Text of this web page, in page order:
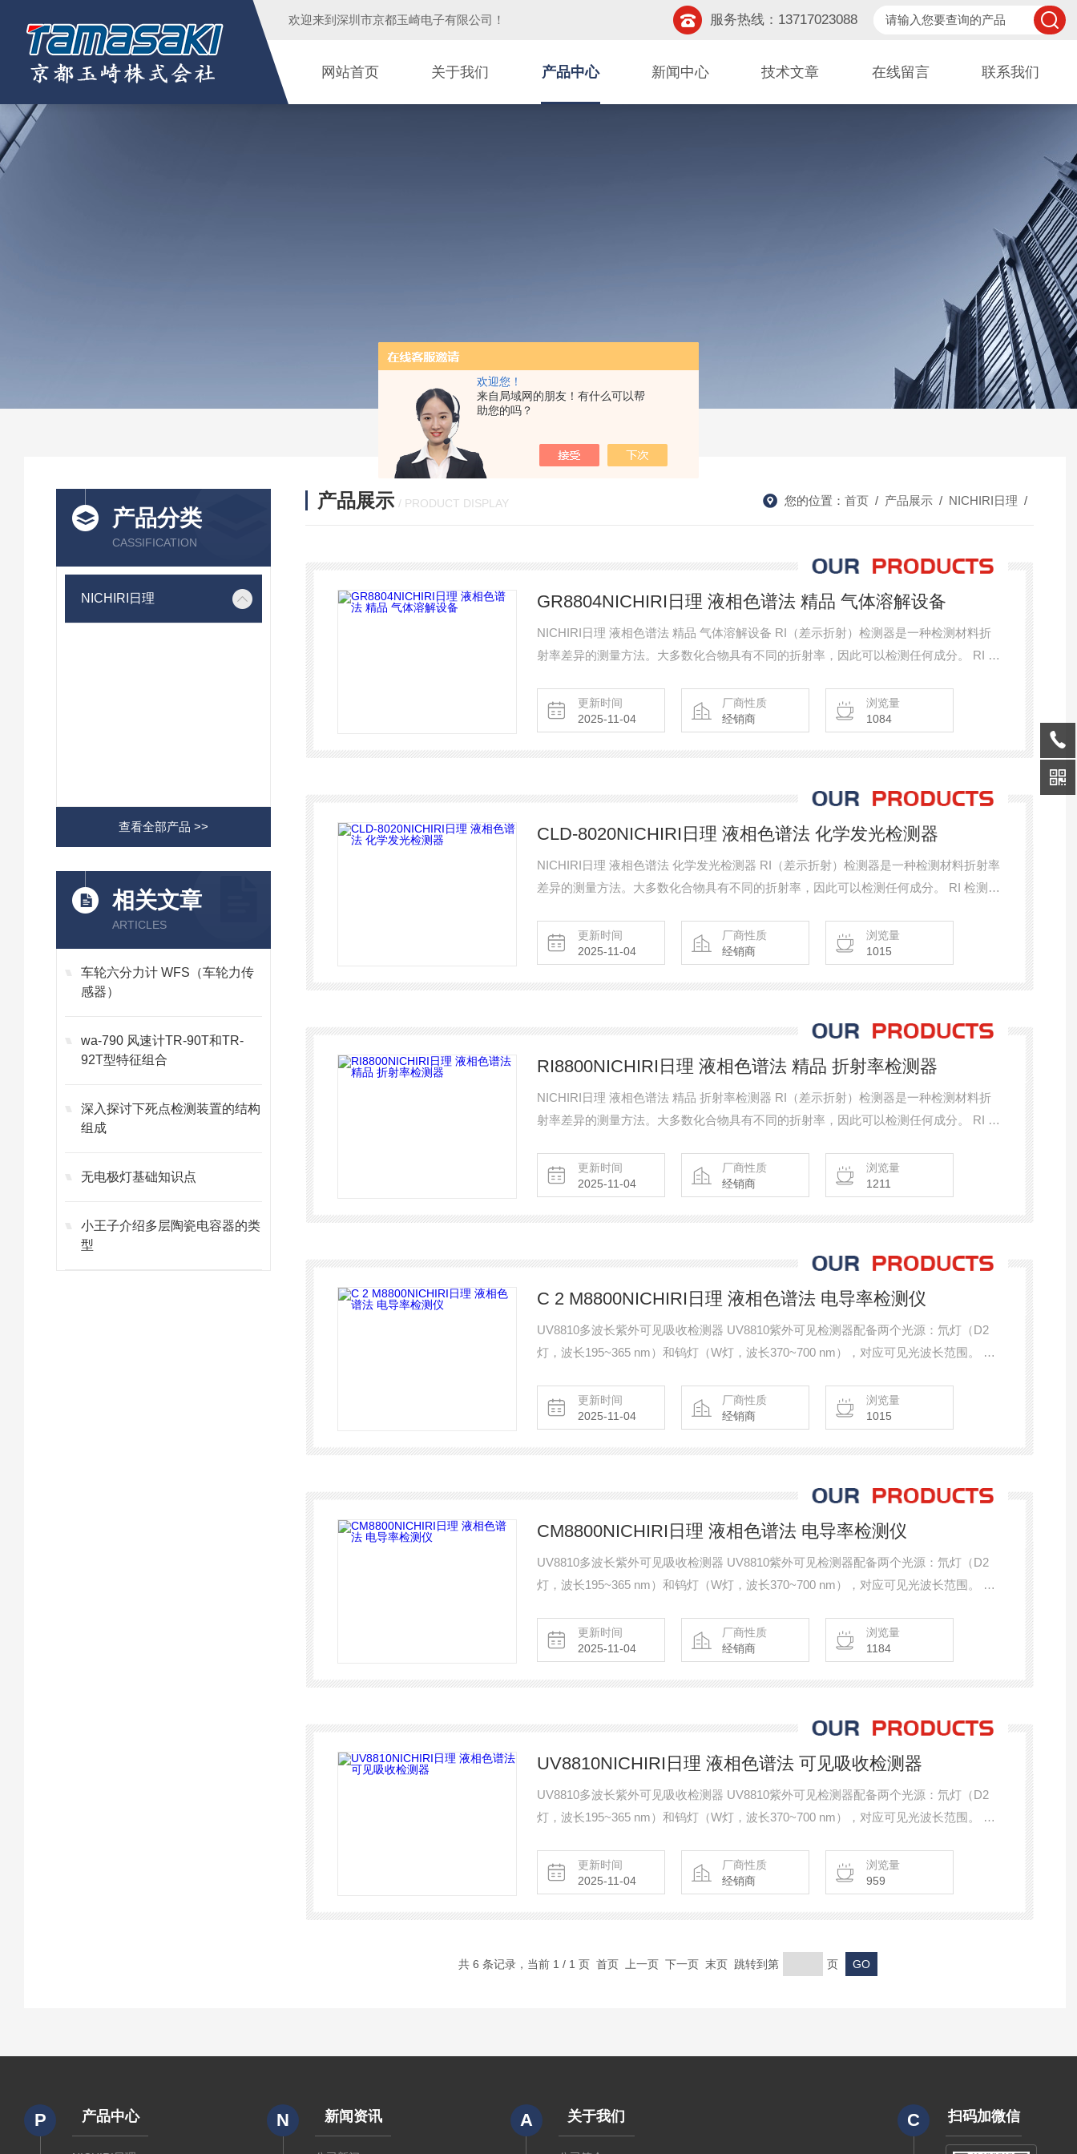
欢迎您！
来自局域网的朋友！有什么可以帮
助您的吗？
欢迎来到 深圳市京都玉崎电子有限公司 ！ 服务热线：13717023088
网站首页 关于我们 产品中心 新闻中心 技术文章 在线留言 联系我们
产品分类
CASSIFICATION
NICHIRI日理
查看全部产品 >>
相关文章
ARTICLES
车轮六分力计 WFS（车轮力传
感器）
wa-790 风速计TR-90T和TR-
92T型特征组合
深入探讨下死点检测装置的结构
组成
无电极灯基础知识点
小王子介绍多层陶瓷电容器的类
型
产品展示 / PRODUCT DISPLAY 您的位置： 首页 / 产品展示 / NICHIRI日理 /
GR8804NICHIRI日理 液相色谱法 精品 气体溶解设备
NICHIRI日理 液相色谱法 精品 气体溶解设备 RI（差示折射）检测器是一种检测材料折
射率差异的测量方法。大多数化合物具有不同的折射率，因此可以检测任何成分。 RI 检
化。 由于温度或溶剂成分的变化也会引起折射率的变化，因此需要在恒定温度和恒定成
分下进行分析。
更新时间
2025-11-04
厂商性质
经销商
浏览量
1084
CLD-8020NICHIRI日理 液相色谱法 化学发光检测器
NICHIRI日理 液相色谱法 化学发光检测器 RI（差示折射）检测器是一种检测材料折射率
差异的测量方法。大多数化合物具有不同的折射率，因此可以检测任何成分。 RI 检测器
由于温度或溶剂成分的变化也会引起折射率的变化，因此需要在恒定温度和恒定成分下
进行分析。
更新时间
2025-11-04
厂商性质
经销商
浏览量
1015
RI8800NICHIRI日理 液相色谱法 精品 折射率检测器
NICHIRI日理 液相色谱法 精品 折射率检测器 RI（差示折射）检测器是一种检测材料折
射率差异的测量方法。大多数化合物具有不同的折射率，因此可以检测任何成分。 RI 检
化。 由于温度或溶剂成分的变化也会引起折射率的变化，因此需要在恒定温度和恒定成
分下进行分析。
更新时间
2025-11-04
厂商性质
经销商
浏览量
1211
C 2 M8800NICHIRI日理 液相色谱法 电导率检测仪
UV8810多波长紫外可见吸收检测器 UV8810紫外可见检测器配备两个光源：氘灯（D2
灯，波长195~365 nm）和钨灯（W灯，波长370~700 nm），对应可见光波长范围。 可
等。 NICHIRI日理 液相色谱法 电导率检测仪
更新时间
2025-11-04
厂商性质
经销商
浏览量
1015
CM8800NICHIRI日理 液相色谱法 电导率检测仪
UV8810多波长紫外可见吸收检测器 UV8810紫外可见检测器配备两个光源：氘灯（D2
灯，波长195~365 nm）和钨灯（W灯，波长370~700 nm），对应可见光波长范围。 可
等。 NICHIRI日理 液相色谱法 电导率检测仪
更新时间
2025-11-04
厂商性质
经销商
浏览量
1184
UV8810NICHIRI日理 液相色谱法 可见吸收检测器
UV8810多波长紫外可见吸收检测器 UV8810紫外可见检测器配备两个光源：氘灯（D2
灯，波长195~365 nm）和钨灯（W灯，波长370~700 nm），对应可见光波长范围。 可
等。 NICHIRI日理 液相色谱法 可见吸收检测器
更新时间
2025-11-04
厂商性质
经销商
浏览量
959
共 6 条记录，当前 1 / 1 页 首页 上一页 下一页 末页 跳转到第 页
P 产品中心 N 新闻资讯 A 关于我们 C 扫码加微信